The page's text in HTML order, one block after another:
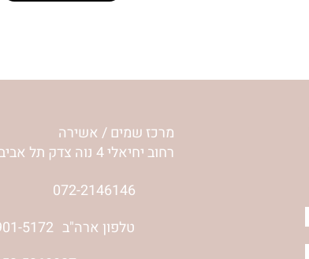
מרכז שמים / אשירה
רחוב יחיאלי 4 נוה צדק תל אביב
072-2146146
5172 טלפון ארה"ב